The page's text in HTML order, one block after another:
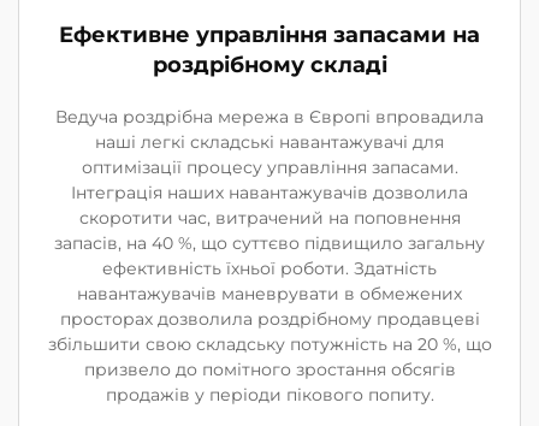
Ефективне управління запасами на
роздрібному складі
Ведуча роздрібна мережа в Європі впровадила
наші легкі складські навантажувачі для
оптимізації процесу управління запасами.
Інтеграція наших навантажувачів дозволила
скоротити час, витрачений на поповнення
запасів, на 40 %, що суттєво підвищило загальну
ефективність їхньої роботи. Здатність
навантажувачів маневрувати в обмежених
просторах дозволила роздрібному продавцеві
збільшити свою складську потужність на 20 %, що
призвело до помітного зростання обсягів
продажів у періоди пікового попиту.